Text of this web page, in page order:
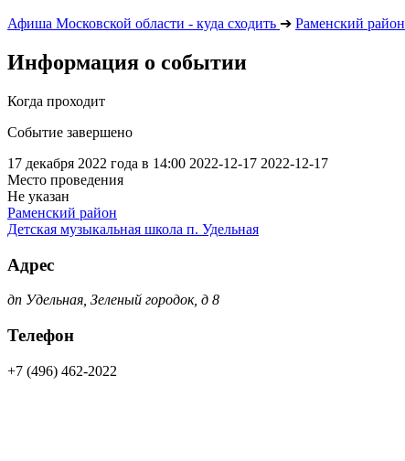
Афиша Московской области - куда сходить ➔ Раменский район
Информация о событии
Когда проходит
Событие завершено
17 декабря 2022 года в 14:00 2022-12-17 2022-12-17
Место проведения
Не указан
Раменский район
Детская музыкальная школа п. Удельная
Адрес
дп Удельная, Зеленый городок, д 8
Телефон
+7 (496) 462-2022